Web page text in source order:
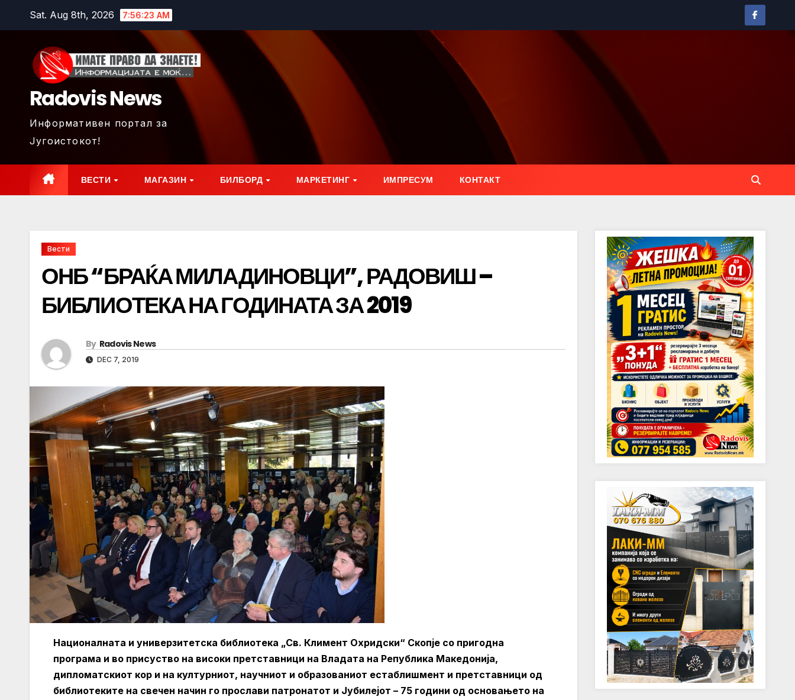
Sat. Aug 8th, 2026 7:56:24 AM
Radovis News
Информативен портал за
Југоистокот!
ВЕСТИ МАГАЗИН БИЛБОРД МАРКЕТИНГ ИМПРЕСУМ КОНТАКТ
Вести
ОНБ “БРАЌА МИЛАДИНОВЦИ”, РАДОВИШ –
БИБЛИОТЕКА НА ГОДИНАТА ЗА 2019
By Radovis News
DEC 7, 2019
Националната и универзитетска библиотека „Св. Климент Охридски“ Скопје со пригодна
програма и во присуство на високи претставници на Владата на Република Македонија,
дипломатскиот кор и на културниот, научниот и образованиот естаблишмент и претставници од
библиотеките на свечен начин го прослави патронатот и Јубилејот – 75 години од основањето на